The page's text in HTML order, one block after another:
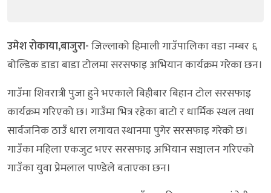
उमेश रोकाया,बाजुरा-जिल्लाको हिमाली गाउँपालिका वडा नम्बर ६
बोल्डिक डाडा बाडा टोलमा सरसफाइ अभियान कार्यक्रम गरेका छन।
गाउँमा शिवरात्री पुजा हुने भएकाले बिहीबार बिहान टोल सरसफाइ
कार्यक्रम गरिएको छ। गाउँमा भित्र रहेका बाटो र धार्मिक स्थल तथा
सार्वजनिक ठाउँ धारा लगायत स्थानमा पुगेर सरसफाइ गरेको छ।
गाउँका महिला एकजुट भएर सरसफाइ अभियान सञ्चालन गरिएको
गाउँका युवा प्रेमलाल पाण्डेले बताएका छन।